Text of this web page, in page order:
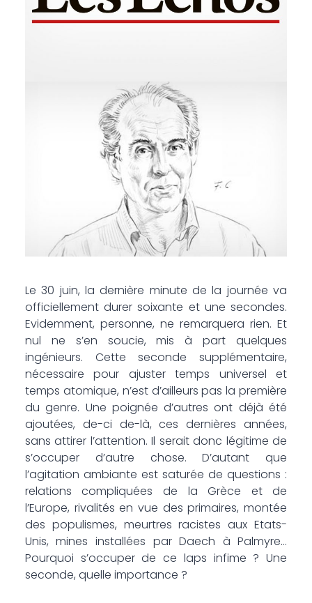
Le 30 juin, la dernière minute de la journée va
officiellement durer soixante et une secondes.
Evidemment, personne, ne remarquera rien. Et
nul ne s’en soucie, mis à part quelques
ingénieurs. Cette seconde supplémentaire,
nécessaire pour ajuster temps universel et
temps atomique, n’est d’ailleurs pas la première
du genre. Une poignée d’autres ont déjà été
ajoutées, de-ci de-là, ces dernières années,
sans attirer l’attention. Il serait donc légitime de
s’occuper d’autre chose. D’autant que
l’agitation ambiante est saturée de questions :
relations compliquées de la Grèce et de
l’Europe, rivalités en vue des primaires, montée
des populismes, meurtres racistes aux Etats-
Unis, mines installées par Daech à Palmyre…
Pourquoi s’occuper de ce laps infime ? Une
seconde, quelle importance ?